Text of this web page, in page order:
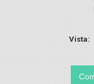
Vista: